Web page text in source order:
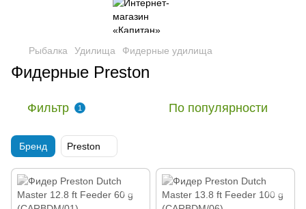
Рыбалка Удилища Фидерные удилища
Фидерные Preston
Фильтр 1 По популярности
Бренд Preston